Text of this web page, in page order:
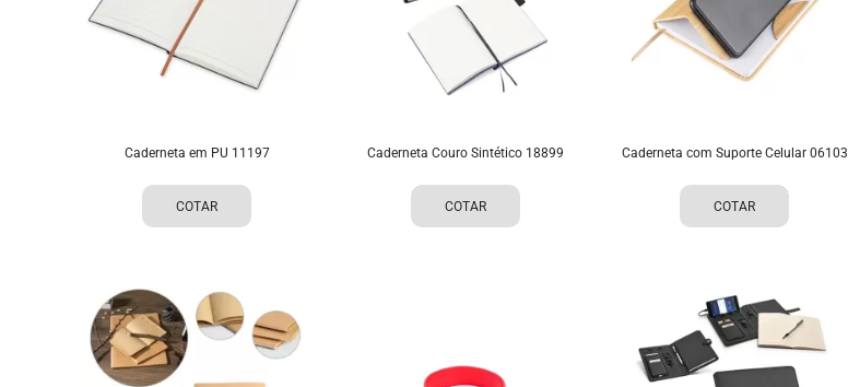
Caderneta em PU 11197
COTAR
Caderneta Couro Sintético 18899
COTAR
Caderneta com Suporte Celular 06103
COTAR